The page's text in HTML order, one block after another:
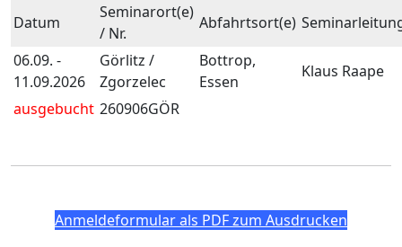
Datum
Seminarort(e)
/ Nr.
Abfahrtsort(e)
06.09. -
11.09.2026
Görlitz /
Zgorzelec
Bottrop,
Essen
Klaus Raape
ausgebucht 260906GÖR
Anmeldeformular als PDF zum Ausdrucken